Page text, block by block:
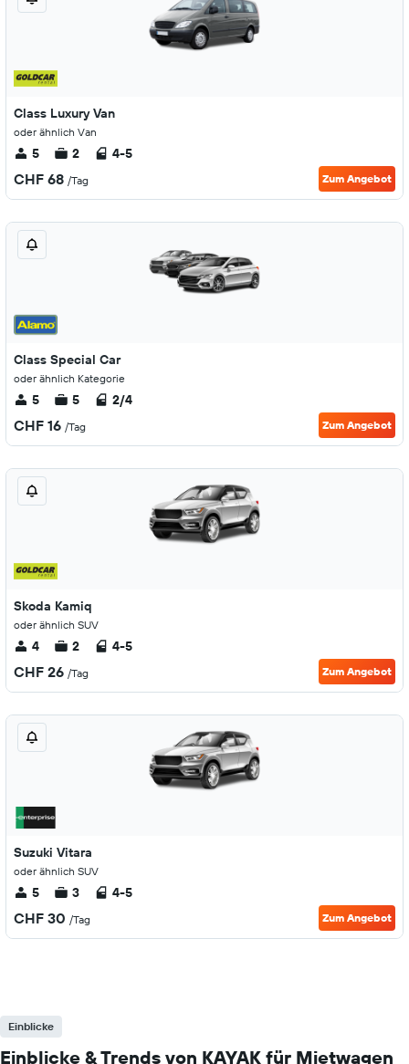
Class Luxury Van
oder ähnlich Van
5 2 4-5
CHF 68 /Tag Zum Angebot
Class Special Car
oder ähnlich Kategorie
5 5 2/4
CHF 16 /Tag Zum Angebot
Skoda Kamiq
oder ähnlich SUV
4 2 4-5
CHF 26 /Tag Zum Angebot
Suzuki Vitara
oder ähnlich SUV
5 3 4-5
CHF 30 /Tag Zum Angebot
Einblicke
Einblicke & Trends von KAYAK für Mietwagen